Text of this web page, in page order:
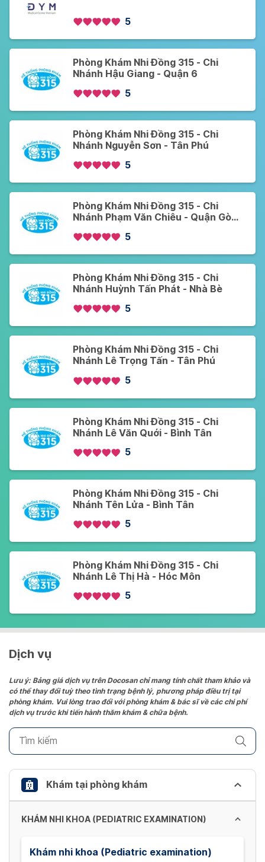
5
Phòng Khám Nhi Đồng 315 - Chi
Nhánh Hậu Giang - Quận 6
5
Phòng Khám Nhi Đồng 315 - Chi
Nhánh Nguyễn Sơn - Tân Phú
5
Phòng Khám Nhi Đồng 315 - Chi
Nhánh Phạm Văn Chiêu - Quận Gò
5
Phòng Khám Nhi Đồng 315 - Chi
Nhánh Huỳnh Tấn Phát - Nhà Bè
5
Phòng Khám Nhi Đồng 315 - Chi
Nhánh Lê Trọng Tấn - Tân Phú
5
Phòng Khám Nhi Đồng 315 - Chi
Nhánh Lê Văn Quới - Bình Tân
5
Phòng Khám Nhi Đồng 315 - Chi
Nhánh Tên Lửa - Bình Tân
5
Phòng Khám Nhi Đồng 315 - Chi
Nhánh Lê Thị Hà - Hóc Môn
5
Dịch vụ
Lưu ý: Bảng giá dịch vụ trên Docosan chỉ mang tính chất tham khảo và
có thể thay đổi tuỳ theo tình trạng bệnh lý, phương pháp điều trị tại
phòng khám. Vui lòng trao đổi với phòng khám & bác sĩ về các chi phí
dịch vụ trước khi tiến hành thăm khám & chữa bệnh.
Khám tại phòng khám
KHÁM NHI KHOA (PEDIATRIC EXAMINATION)
Khám nhi khoa (Pediatric examination)